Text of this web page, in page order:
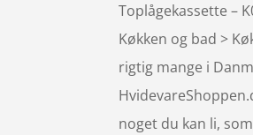
Toplågekassette –
Køkken og bad >
rigtig mange i
noget du kan li,